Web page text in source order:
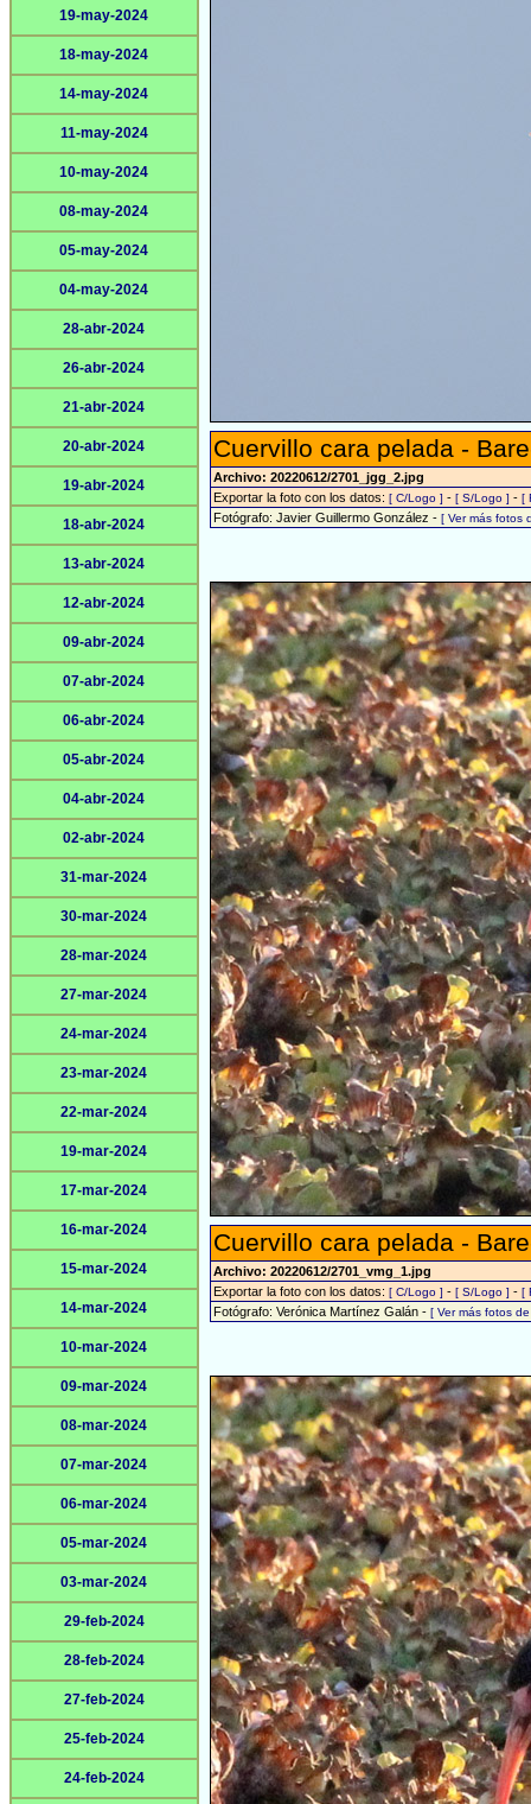
19-may-2024
18-may-2024
14-may-2024
11-may-2024
10-may-2024
08-may-2024
05-may-2024
04-may-2024
28-abr-2024
26-abr-2024
21-abr-2024
20-abr-2024
19-abr-2024
18-abr-2024
13-abr-2024
12-abr-2024
09-abr-2024
07-abr-2024
06-abr-2024
05-abr-2024
04-abr-2024
02-abr-2024
31-mar-2024
30-mar-2024
28-mar-2024
27-mar-2024
24-mar-2024
23-mar-2024
22-mar-2024
19-mar-2024
17-mar-2024
16-mar-2024
15-mar-2024
14-mar-2024
10-mar-2024
09-mar-2024
08-mar-2024
07-mar-2024
06-mar-2024
05-mar-2024
03-mar-2024
29-feb-2024
28-feb-2024
27-feb-2024
25-feb-2024
24-feb-2024
Cuervillo cara pelada -
Archivo: 20220612/2701_jgg_2.jpg
Exportar la foto con los datos: [ C/Logo ] - [ S/Logo ] - [
Fotógrafo: Javier Guillermo González - [ Ver más fotos
Cuervillo cara pelada -
Archivo: 20220612/2701_vmg_1.jpg
Exportar la foto con los datos: [ C/Logo ] - [ S/Logo ] - [
Fotógrafo: Verónica Martínez Galán - [ Ver más fotos